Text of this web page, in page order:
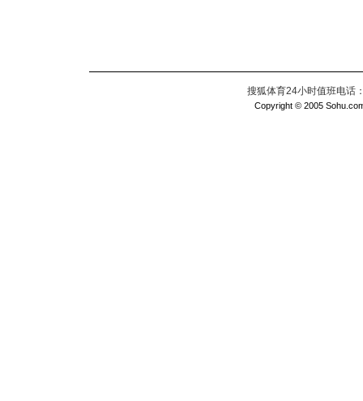
搜狐体育24小时值班电话
Copyright © 2005